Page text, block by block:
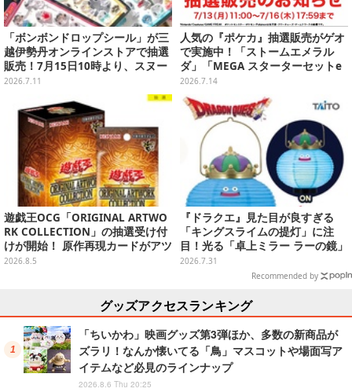
「ボンボンドロップシール」が三
越伊勢丹オンラインストアで抽選
販売！7月15日10時より、スヌー
ピー4種セットを受付
2026.7.11
人気の『ポケカ』抽選販売がゲオ
で実施中！「ストームエメラル
ダ」「MEGA スターターセットe
x」各種の全4商品
2026.7.14
遊戯王OCG「ORIGINAL ARTWO
RK COLLECTION」の抽選受け付
けが開始！ 原作再現カードがアツ
いスペシャルパック
2026.8.5
『ドラクエ』見た目が良すぎる
「キングスライムの提灯」に注
目！光る「卓上ミラー ラーの鏡」
ほか6プライズが8月順次展開
2026.7.31
Recommended by
グッズアクセスランキング
「ちいかわ」映画グッズ第3弾ほか、多数の新商品が
ズラリ！なんか懐いてる「鳥」マスコットや場面写ア
イテムなど必見のラインナップ
2026.8.6 Thu 20:25